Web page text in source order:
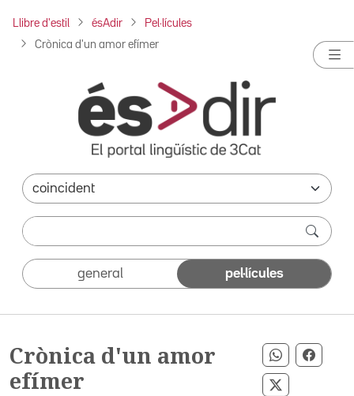
Llibre d'estil ésAdir Pel·lícules
Crònica d'un amor efímer
general pel·lícules
Crònica d'un amor
efímer
Compartir
Compartir